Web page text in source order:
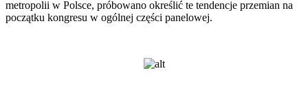
metropolii w Polsce, próbowano określić te tendencje przemian na
początku kongresu w ogólnej części panelowej.